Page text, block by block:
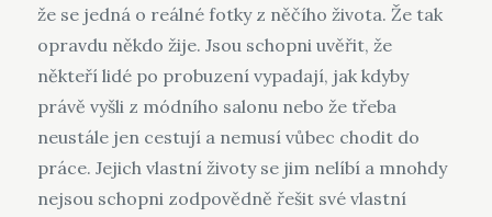
že se jedná o reálné fotky z něčího života. Že tak
opravdu někdo žije. Jsou schopni uvěřit, že
někteří lidé po probuzení vypadají, jak kdyby
právě vyšli z módního salonu nebo že třeba
neustále jen cestují a nemusí vůbec chodit do
práce. Jejich vlastní životy se jim nelíbí a mnohdy
nejsou schopni zodpovědně řešit své vlastní